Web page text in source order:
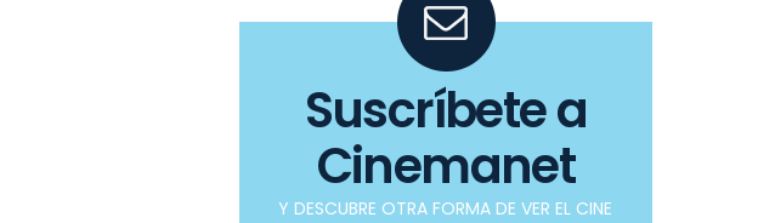
Suscríbete a
Cinemanet
Y DESCUBRE OTRA FORMA DE VER EL CINE